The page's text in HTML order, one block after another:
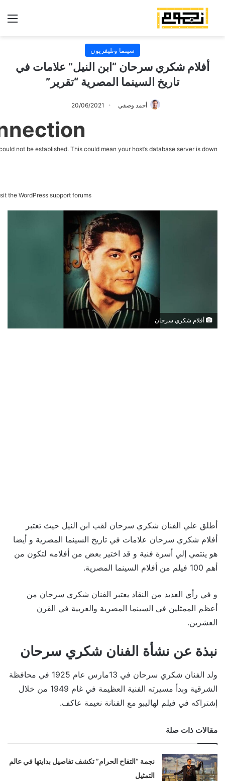
سينما وتليفزيون
أفلام شكري سرحان “ابن النيل” علامات في
تاريخ السينما المصرية “تقرير”
أحمد وصفي 20/06/2021
not be established. This could mean your host’s database server is down.
the WordPress support forums
أفلام شكري سرحان
أطلق علي الفنان شكري سرحان لقب ابن النيل حيث تعتبر
أفلام شكري سرحان علامات في تاريخ السينما المصرية و أيضا
هو ينتمي إلي أسرة فنية و قد اختير بعض من أفلامه لتكون من
أهم 100 فيلم من أفلام السينما المصرية.
و في رأي العديد من النقاد يعتبر الفنان شكري سرحان من
أعظم الممثلين في السينما المصرية والعربية في القرن
العشرين.
نبذة عن نشأة الفنان شكري سرحان
ولد الفنان شكري سرحان في 13مارس عام 1925 في محافظة
الشرقية وبدأ مسيرته الفنية العظيمة في غام 1949 من خلال
إشتراكه في فيلم لهاليبو مع الفنانة نعيمة عاكف.
مقالات ذات صلة
نجمة “التفاح الحرام” تكشف تفاصيل بدايتها في عالم
التمثيل